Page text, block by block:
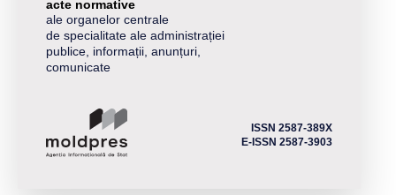
acte normative
ale organelor centrale
de specialitate ale administrației
publice, informații, anunțuri,
comunicate
ISSN 2587-389X
E-ISSN 2587-3903